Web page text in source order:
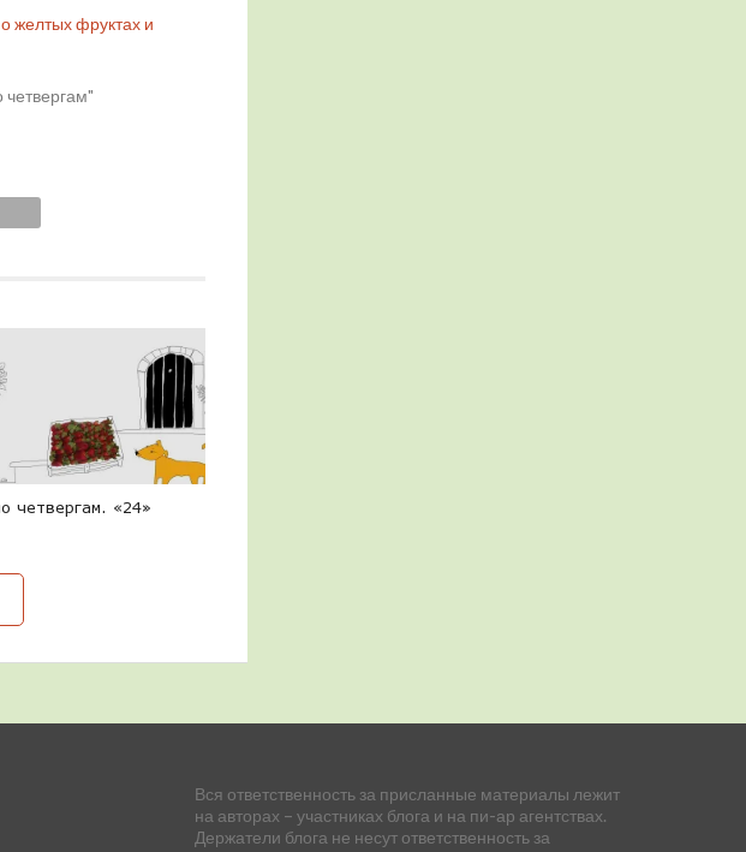
желтых фруктах и
четвергам"
четвергам. «24»
Вся ответственность за присланные материалы лежит
на авторах – участниках блога и на пи-ар агентствах.
Держатели блога не несут ответственность за